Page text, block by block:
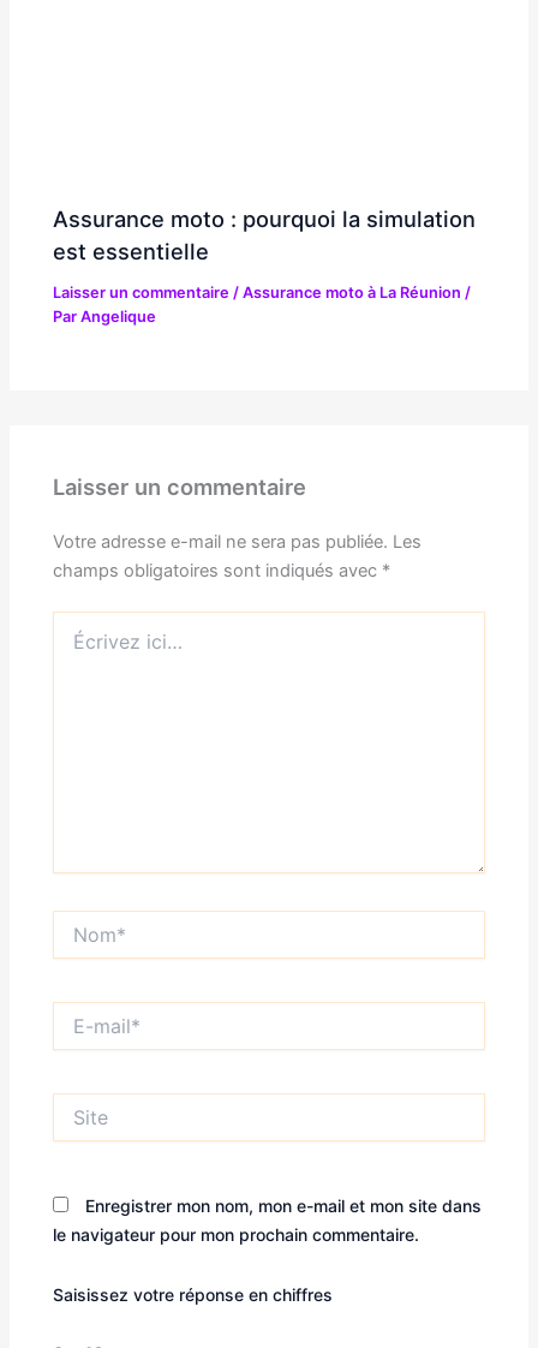
Assurance moto : pourquoi la simulation
est essentielle
Laisser un commentaire /Assurance moto à La Réunion /
ParAngelique
Laisser un commentaire
Votre adresse e-mail ne sera pas publiée. Les
champs obligatoires sont indiqués avec *
ici…
mail*
Enregistrer mon nom, mon e-mail et mon site dans
le navigateur pour mon prochain commentaire.
Saisissez votre réponse en chiffres